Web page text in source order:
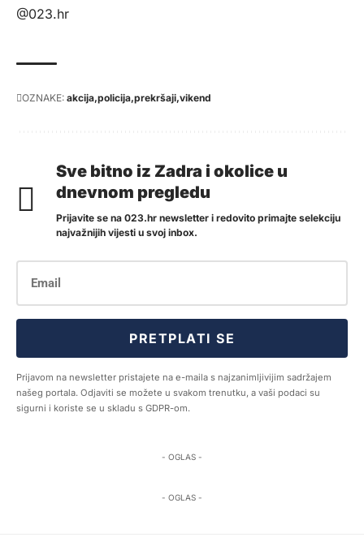
@023.hr
OZNAKE: akcija policija prekršaji vikend
Sve bitno iz Zadra i okolice u
dnevnom pregledu
Prijavite se na 023.hr newsletter i redovito primajte selekciju
najvažnijih vijesti u svoj inbox.
PRETPLATI SE
Prijavom na newsletter pristajete na e-maila s najzanimljivijim sadržajem
našeg portala. Odjaviti se možete u svakom trenutku, a vaši podaci su
sigurni i koriste se u skladu s GDPR-om.
- OGLAS -
- OGLAS -